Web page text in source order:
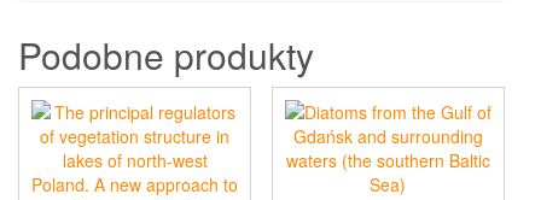
Podobne produkty